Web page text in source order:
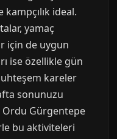
ideal.
yamaç
için de uygun
ise özellikle gün
kareler
sonunuzu
Ordu Gürgentepe
bu aktiviteleri